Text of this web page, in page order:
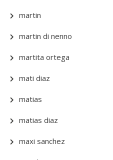
martin
martin di nenno
martita ortega
mati diaz
matias
matias diaz
maxi sanchez